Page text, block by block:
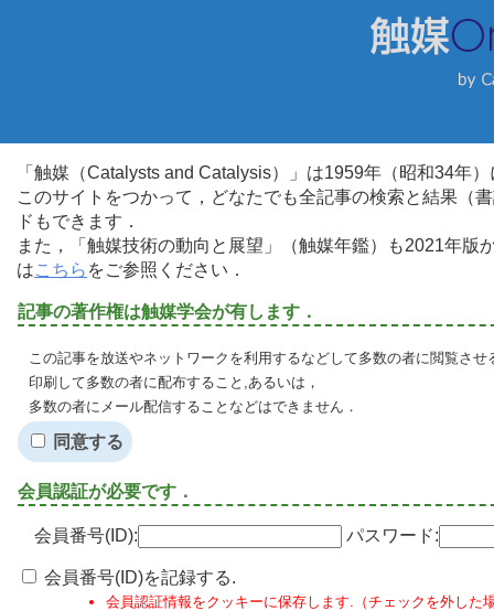
「触媒（Catalysts and Catalysis）」は1959年（昭和34年
このサイトをつかって，どなたでも全記事の検索と結果（
ドもできます．
また，「触媒技術の動向と展望」（触媒年鑑）も2021年
はこちら をご参照ください．
記事の著作権は触媒学会が有します．
この記事を放送やネットワークを利用するなどして多数の者に閲覧させ
印刷して多数の者に配布すること,あるいは，
多数の者にメール配信することなどはできません．
同意する
会員認証が必要です．
会員番号(ID): パスワード:
会員番号(ID)を記録する.
会員認証情報をクッキーに保存します.（チェックを外した